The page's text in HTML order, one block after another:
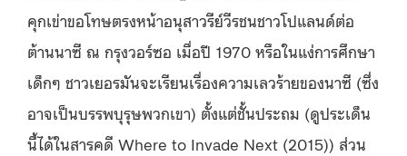
คุกเข่าขอโทษตรงหน้าอนุสาวรีย์วีรชนชาวโปแลนด์ต่อ
ต้านนาซี ณ กรุงวอร์ซอ เมื่อปี 1970 หรือในแง่การศึกษา
เด็กๆ ชาวเยอรมันจะเรียนเรื่องความเลวร้ายของนาซี (ซึ่ง
อาจเป็นบรรพบุรุษพวกเขา) ตั้งแต่ชั้นประถม (ดูประเด็น
นี้ได้ในสารคดี Where to Invade Next (2015)) ส่วน